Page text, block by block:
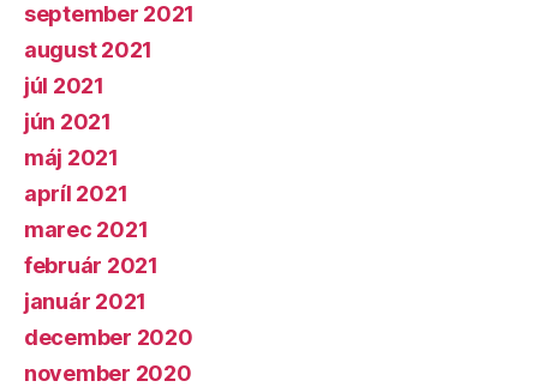
september 2021
august 2021
júl 2021
jún 2021
máj 2021
apríl 2021
marec 2021
február 2021
január 2021
december 2020
november 2020